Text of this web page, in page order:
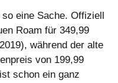
eine Sache. Offiziell
Roam für 349,99
während der alte
von 199,99
schon ein ganz